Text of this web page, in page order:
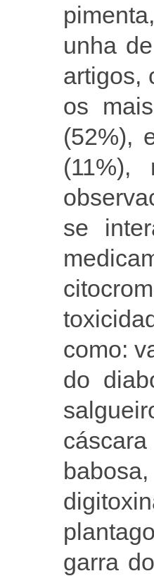
unha
artigos,
os
(52%),
(11%),
se
como:
do
garra